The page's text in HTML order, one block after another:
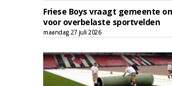
Friese Boys vraagt gemeente
voor overbelaste sportvelden
maandag 27 juli 2026